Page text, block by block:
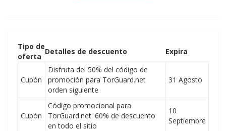
Tipo de
oferta
Detalles de descuento Expira
Cupón
Disfruta del 50% del código de
promoción para TorGuard.net
orden siguiente
31 Agosto
Cupón
Código promocional para
TorGuard.net: 60% de descuento
en todo el sitio
10
Septiembre